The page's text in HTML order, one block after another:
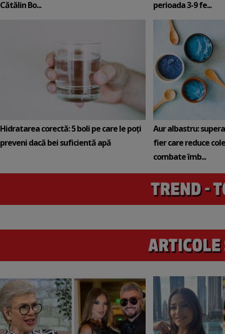
Cătălin Bo... perioada 3-9 fe...
Hidratarea corectă: 5 boli pe care le poți
preveni dacă bei suficientă apă
Aur albastru:
fier care reduce
combate îmb...